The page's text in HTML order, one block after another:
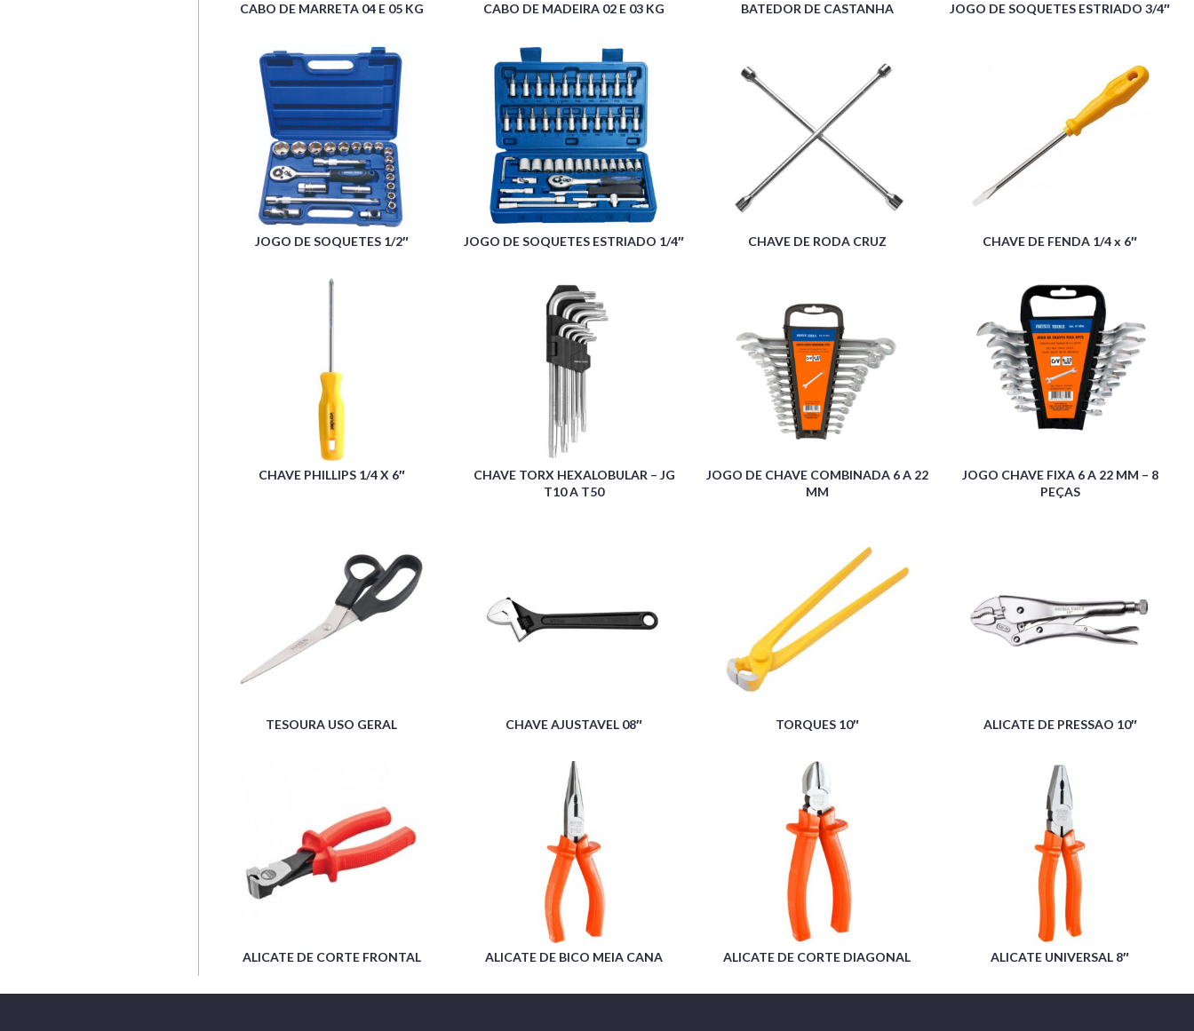
CABO DE MARRETA 04 E 05 KG CABO DE MADEIRA 02 E 03 KG BATEDOR DE CASTANHA JOGO DE SOQUETES ESTRIADO 3/4″
JOGO DE SOQUETES 1/2″ JOGO DE SOQUETES ESTRIADO 1/4″ CHAVE DE RODA CRUZ CHAVE DE FENDA 1/4 x 6″
CHAVE PHILLIPS 1/4 X 6″
CHAVE TORX HEXALOBULAR – JG
T10 A T50
JOGO DE CHAVE COMBINADA 6 A 22
MM
JOGO CHAVE FIXA 6 A 22 MM – 8
PEÇAS
TESOURA USO GERAL CHAVE AJUSTAVEL 08″ TORQUES 10″ ALICATE DE PRESSAO 10″
ALICATE DE CORTE FRONTAL ALICATE DE BICO MEIA CANA ALICATE DE CORTE DIAGONAL ALICATE UNIVERSAL 8″